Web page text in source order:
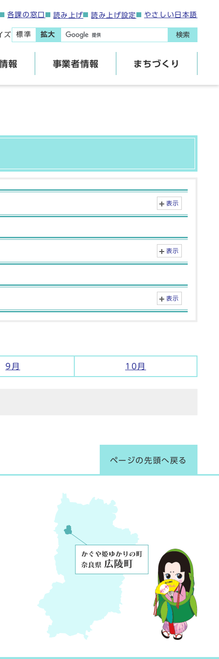
各課の窓口 読み上げ 読み上げ設定 やさしい日本語
ズ 標準 拡大 検索
報 事業者情報 まちづくり
表示
表示
表示
9月 10月
ページの先頭へ戻る